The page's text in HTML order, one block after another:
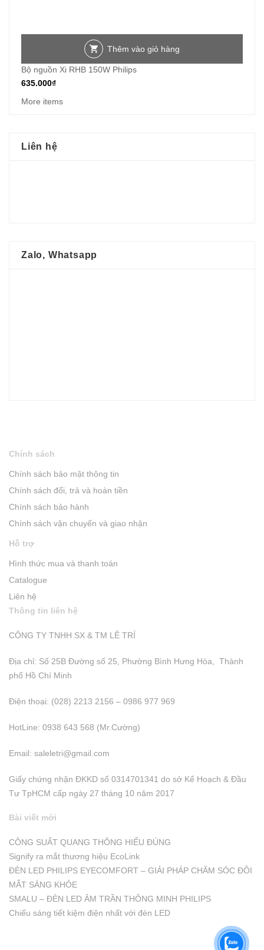
Thêm vào giỏ hàng
Bộ nguồn Xi RHB 150W Philips
635.000₫
More items
Liên hệ
Zalo, Whatsapp
Chính sách
Chính sách bảo mật thông tin
Chính sách đổi, trả và hoàn tiền
Chính sách bảo hành
Chính sách vận chuyển và giao nhận
Hỗ trợ
Hình thức mua và thanh toán
Catalogue
Liên hệ
Thông tin liên hệ
CÔNG TY TNHH SX & TM LÊ TRÍ
Địa chỉ: Số 25B Đường số 25, Phường Bình Hưng Hòa, Thành
phố Hồ Chí Minh
Điện thoại: (028) 2213 2156 – 0986 977 969
HotLine: 0938 643 568 (Mr.Cường)
Email: saleletri@gmail.com
Giấy chứng nhận ĐKKD số 0314701341 do sở Kể Hoạch & Đầu
Tư TpHCM cấp ngày 27 tháng 10 năm 2017
Bài viết mới
CÔNG SUẤT QUANG THÔNG HIỂU ĐÚNG
Signify ra mắt thương hiệu EcoLink
ĐÈN LED PHILIPS EYECOMFORT – GIẢI PHÁP CHĂM SÓC ĐÔI
MẮT SÁNG KHỎE
SMALU – ĐÈN LED ÂM TRẦN THÔNG MINH PHILIPS
Chiếu sáng tiết kiệm điện nhất với đèn LED